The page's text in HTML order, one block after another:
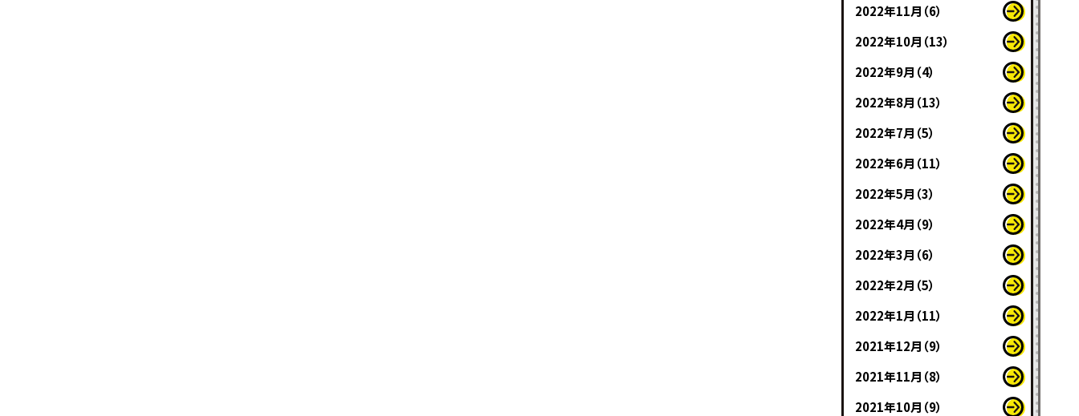
2022年11月（6）
2022年10月（13）
2022年9月（4）
2022年8月（13）
2022年7月（5）
2022年6月（11）
2022年5月（3）
2022年4月（9）
2022年3月（6）
2022年2月（5）
2022年1月（11）
2021年12月（9）
2021年11月（8）
2021年10月（9）